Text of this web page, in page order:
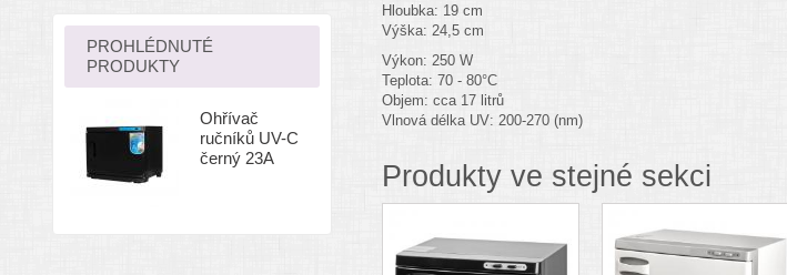
PROHLÉDNUTÉ
PRODUKTY
Ohřívač
ručníků UV-C
černý 23A
Hloubka: 19 cm
Výška: 24,5 cm
Výkon: 250 W
Teplota: 70 - 80°C
Objem: cca 17 litrů
Vlnová délka UV: 200-270 (nm)
Produkty ve stejné sekci